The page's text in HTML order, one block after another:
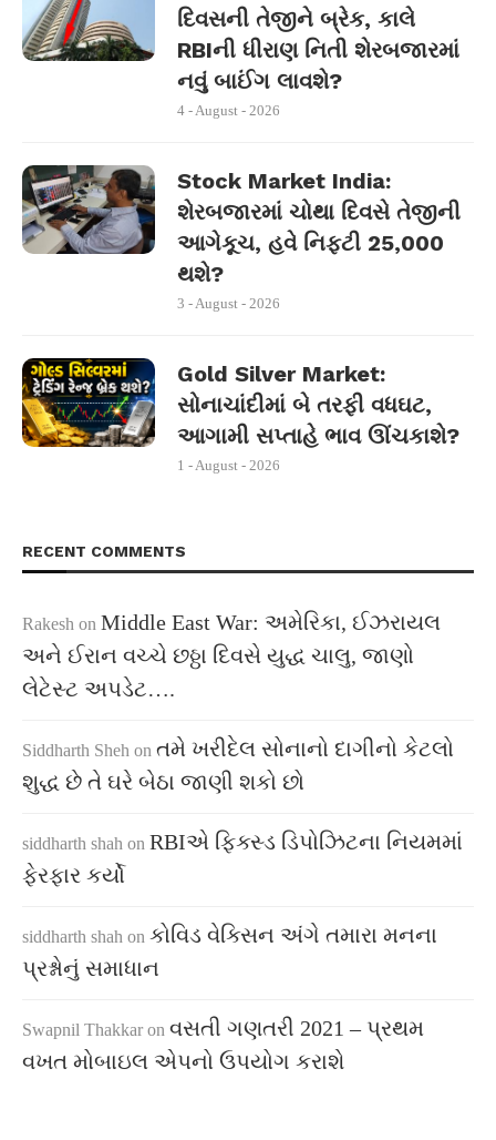
દિવસની તેજીને બ્રેક, કાલે
RBIની ધીરાણ નિતી શેરબજારમાં
નવું બાઈંગ લાવશે?
4 - August - 2026
Stock Market India:
શેરબજારમાં ચોથા દિવસે તેજીની
આગેકૂચ, હવે નિફ્ટી 25,000
થશે?
3 - August - 2026
Gold Silver Market:
સોનાચાંદીમાં બે તરફી વધઘટ,
આગામી સપ્તાહે ભાવ ઊંચકાશે?
1 - August - 2026
RECENT COMMENTS
Rakesh on Middle East War: અમેરિકા, ઈઝરાયલ
અને ઈરાન વચ્ચે છઠ્ઠા દિવસે યુદ્ધ ચાલુ, જાણો
લેટેસ્ટ અપડેટ….
Siddharth Sheh on તમે ખરીદેલ સોનાનો દાગીનો કેટલો
શુદ્ધ છે તે ઘરે બેઠા જાણી શકો છો
siddharth shah on RBIએ ફિક્સ્ડ ડિપોઝિટના નિયમમાં
ફેરફાર કર્યો
siddharth shah on કોવિડ વેક્સિન અંગે તમારા મનના
પ્રશ્નોનું સમાધાન
Swapnil Thakkar on વસતી ગણતરી 2021 – પ્રથમ
વખત મોબાઇલ એપનો ઉપયોગ કરાશે